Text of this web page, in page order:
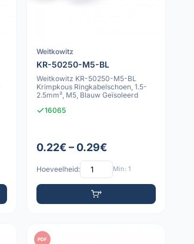
Weitkowitz
KR-50250-M5-BL
Weitkowitz KR-50250-M5-BL
Krimpkous Ringkabelschoen, 1.5-
2.5mm², M5, Blauw Geïsoleerd
16065
0.22€ – 0.29€
Hoeveelheid: Min: 1
PDF